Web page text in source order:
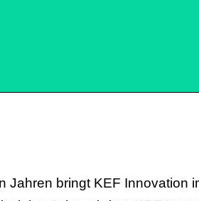
Jahren bringt KEF